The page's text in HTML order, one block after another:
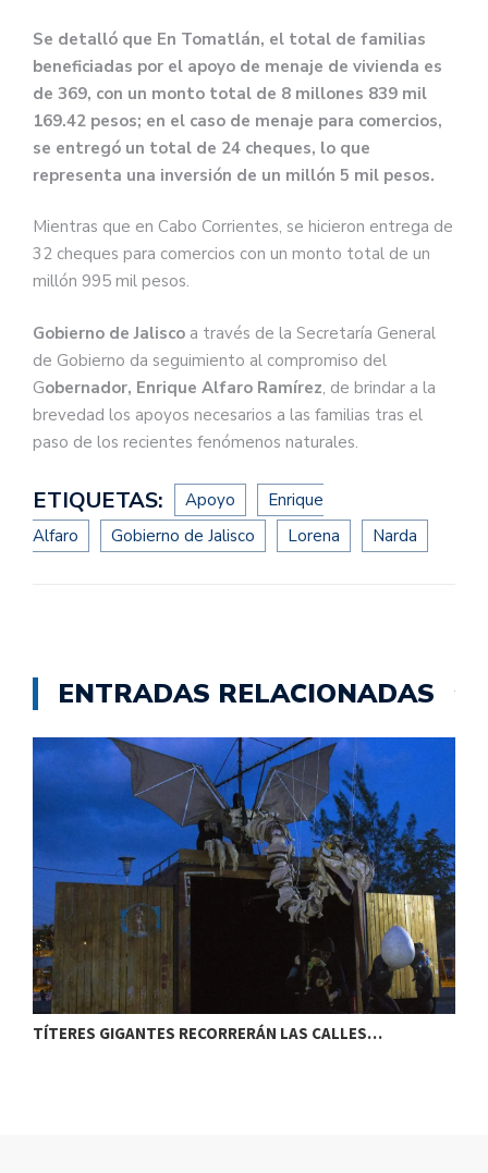
Se detalló que En Tomatlán, el total de familias
beneficiadas por el apoyo de menaje de vivienda es
de 369, con un monto total de 8 millones 839 mil
169.42 pesos; en el caso de menaje para comercios,
se entregó un total de 24 cheques, lo que
representa una inversión de un millón 5 mil pesos.
Mientras que en Cabo Corrientes, se hicieron entrega de
32 cheques para comercios con un monto total de un
millón 995 mil pesos.
Gobierno de Jalisco a través de la Secretaría General
de Gobierno da seguimiento al compromiso del
Gobernador, Enrique Alfaro Ramírez, de brindar a la
brevedad los apoyos necesarios a las familias tras el
paso de los recientes fenómenos naturales.
ETIQUETAS: Apoyo
Enrique
Alfaro
Gobierno de Jalisco Lorena Narda
ENTRADAS RELACIONADAS
TÍTERES GIGANTES RECORRERÁN LAS CALLES…